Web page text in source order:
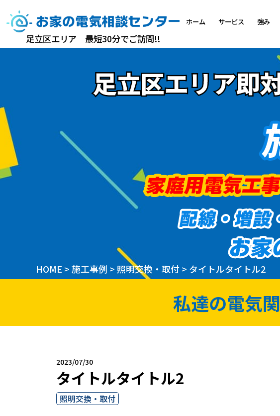
足立区エリア 最短30分でご訪問!!
ホーム サービス 強み
足立区エリア即
HOME >施工事例 > 照明交換・取付> タイトルタイトル2
私達の電気
2023/07/30
タイトルタイトル2
照明交換・取付